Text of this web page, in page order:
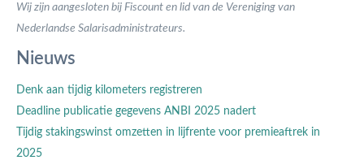
Wij zijn aangesloten bij Fiscount en lid van de Vereniging van
Nederlandse Salarisadministrateurs.
Nieuws
Denk aan tijdig kilometers registreren
Deadline publicatie gegevens ANBI 2025 nadert
Tijdig stakingswinst omzetten in lijfrente voor premieaftrek in
2025